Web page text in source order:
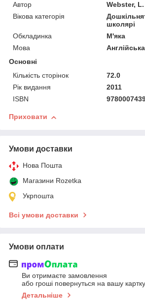
Автор
Webster, L.
Вікова категорія
школярі
Обкладинка
М'яка
Мова
Основні
Кількість сторінок
72.0
Рік видання
2011
ISBN
Приховати
Умови доставки
Нова Пошта
Магазини Rozetka
Укрпошта
Всі умови доставки
Умови оплати
Ви отримаєте замовлення
або гроші повернуться на вашу картку
Детальніше